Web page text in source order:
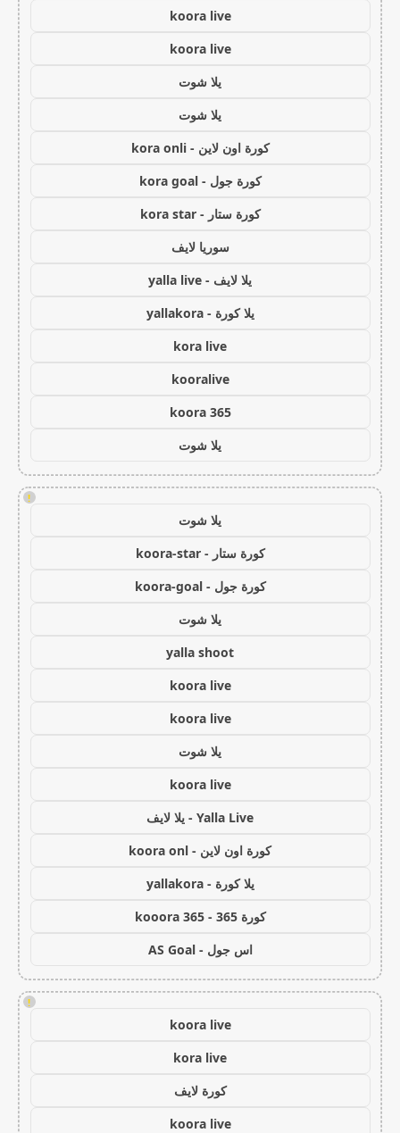
koora live
koora live
يلا شوت
يلا شوت
كورة اون لاين - kora onli
كورة جول - kora goal
كورة ستار - kora star
سوريا لايف
يلا لايف - yalla live
يلا كورة - yallakora
kora live
kooralive
koora 365
يلا شوت
!
يلا شوت
كورة ستار - koora-star
كورة جول - koora-goal
يلا شوت
yalla shoot
koora live
koora live
يلا شوت
koora live
Yalla Live - يلا لايف
كورة اون لاين - koora onl
يلا كورة - yallakora
كورة 365 - kooora 365
اس جول - AS Goal
!
koora live
kora live
كورة لايف
koora live